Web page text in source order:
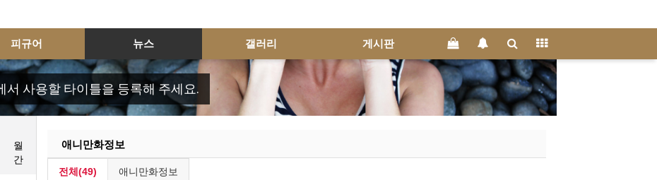
회원가입 쇼핑몰 접속 1
피규어 뉴스 갤러리 게시판
서 사용할 타이틀을 등록해 주세요.
애니만화정보
전체(49) 애니만화정보
월
간